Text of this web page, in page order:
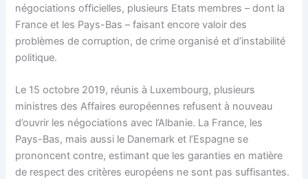
négociations officielles, plusieurs Etats membres – dont la
France et les Pays-Bas – faisant encore valoir des
problèmes de corruption, de crime organisé et d’instabilité
politique.
Le 15 octobre 2019, réunis à Luxembourg, plusieurs
ministres des Affaires européennes refusent à nouveau
d’ouvrir les négociations avec l’Albanie. La France, les
Pays-Bas, mais aussi le Danemark et l’Espagne se
prononcent contre, estimant que les garanties en matière
de respect des critères européens ne sont pas suffisantes.